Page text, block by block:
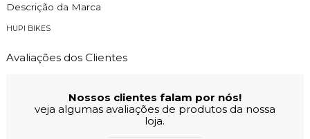
Descrição da Marca
HUPI BIKES
Avaliações dos Clientes
Nossos clientes falam por nós!
veja algumas avaliações de produtos da nossa
loja.